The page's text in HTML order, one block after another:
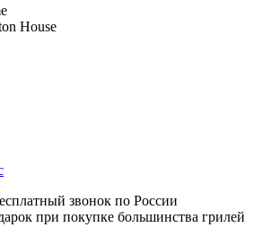
House
звонок по России
при покупке большинства грилей